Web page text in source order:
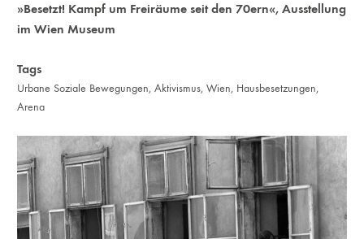
»Besetzt! Kampf um Freiräume seit den 70ern«, Ausstellung
im Wien Museum
Tags
Urbane Soziale Bewegungen,Aktivismus,Wien, Hausbesetzungen,
Arena